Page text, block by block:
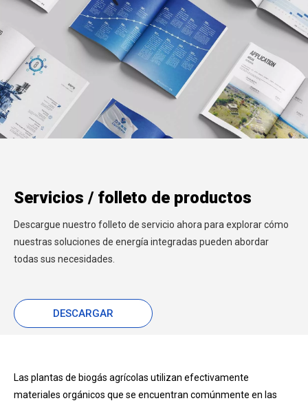
Servicios / folleto de productos
Descargue nuestro folleto de servicio ahora para explorar cómo
nuestras soluciones de energía integradas pueden abordar
todas sus necesidades.
DESCARGAR
Las plantas de biogás agrícolas utilizan efectivamente
materiales orgánicos que se encuentran comúnmente en las